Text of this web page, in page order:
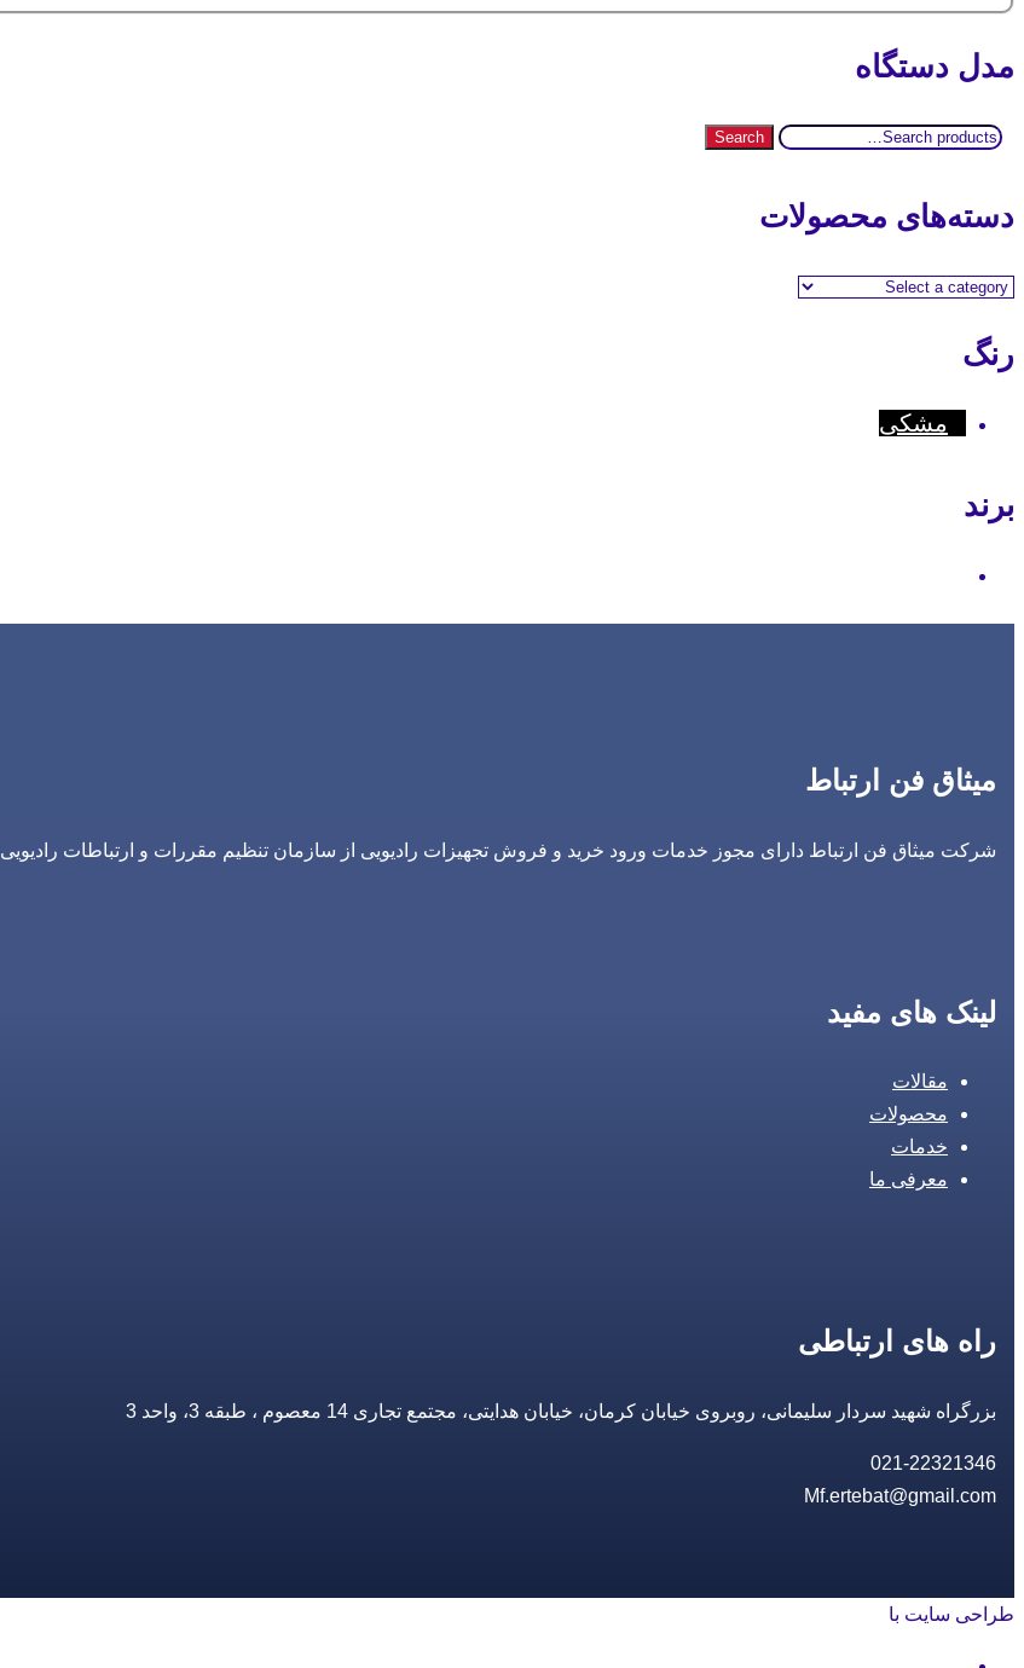
مدل دستگاه
Search
Search
دسته‌های محصولات
رنگ
مشکی
برند
میثاق فن ارتباط
شرکت میثاق فن ارتباط دارای مجوز خدمات ورود خرید و فروش تجهیزات رادیویی از سازمان تنظیم مقررات و ارتباطات رادیویی
لینک های مفید
مقالات
محصولات
خدمات
معرفی ما
راه های ارتباطی
بزرگراه شهید سردار سلیمانی، روبروی خیابان کرمان، خیابان هدایتی، مجتمع تجاری 14 معصوم ، طبقه 3، واحد 3
021-22321346
Mf.ertebat@gmail.com
طراحی سایت با